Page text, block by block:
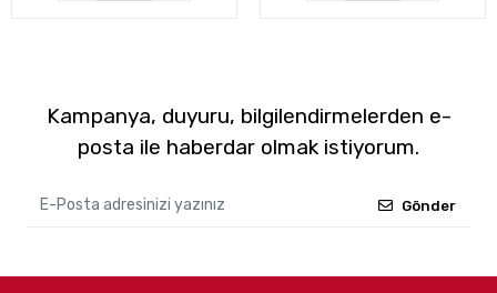
Kampanya, duyuru, bilgilendirmelerden e-
posta ile haberdar olmak istiyorum.
Gönder